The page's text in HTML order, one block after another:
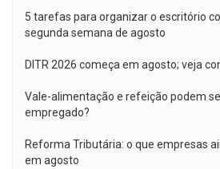
5 tarefas para organizar o escritório
segunda semana de agosto
DITR 2026 começa em agosto; veja
Vale-alimentação e refeição podem
empregado?
Reforma Tributária: o que empresas
em agosto